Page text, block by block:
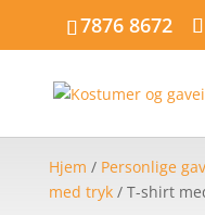
7876 8672
Hjem / Personlige
med tryk/ T-shirt